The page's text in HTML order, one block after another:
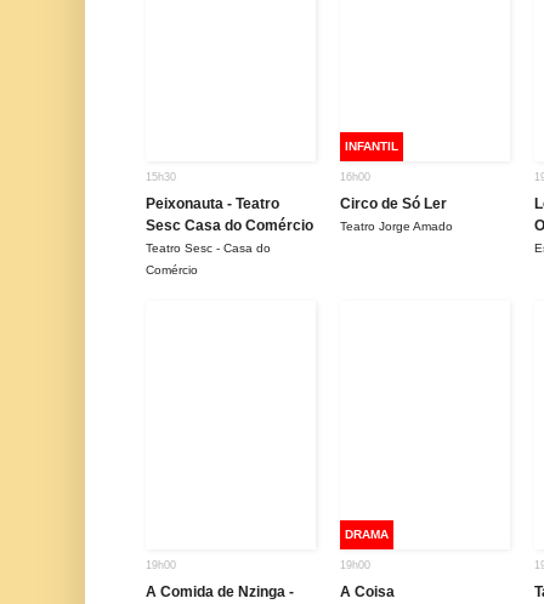
15h30
Peixonauta - Teatro
Sesc Casa do Comércio
Teatro Sesc - Casa do
Comércio
INFANTIL
16h00
Circo de Só Ler
Teatro Jorge Amado
19h00
A Comida de Nzinga -
DRAMA
19h00
A Coisa